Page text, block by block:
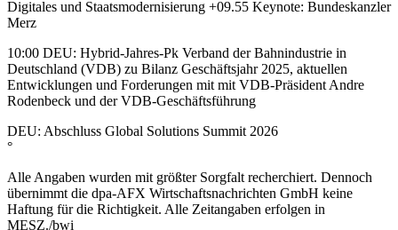
Digitales und Staatsmodernisierung +09.55 Keynote: Bundeskanzler
Merz
10:00 DEU: Hybrid-Jahres-Pk Verband der Bahnindustrie in
Deutschland (VDB) zu Bilanz Geschäftsjahr 2025, aktuellen
Entwicklungen und Forderungen mit mit VDB-Präsident Andre
Rodenbeck und der VDB-Geschäftsführung
DEU: Abschluss Global Solutions Summit 2026
°
Alle Angaben wurden mit größter Sorgfalt recherchiert. Dennoch
übernimmt die dpa-AFX Wirtschaftsnachrichten GmbH keine
Haftung für die Richtigkeit. Alle Zeitangaben erfolgen in
MESZ./bwi